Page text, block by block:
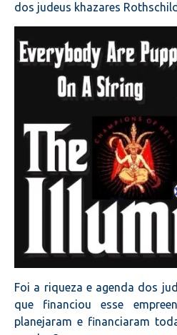
dos judeus khazares
Foi a riqueza e agenda dos
que financiou esse
planejaram e financiaram